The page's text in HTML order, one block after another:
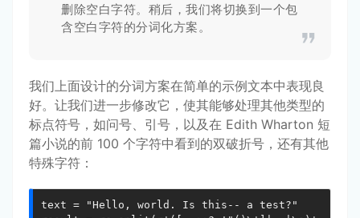
删除空白字符。稍后，我们将切换到一个包
含空白字符的分词化方案。
我们上面设计的分词方案在简单的示例文本中表现良
好。让我们进一步修改它，使其能够处理其他类型的
标点符号，如问号、引号，以及在 Edith Wharton 短
篇小说的前 100 个字符中看到的双破折号，还有其他
特殊字符：
text = "Hello, world. Is this-- a test?"